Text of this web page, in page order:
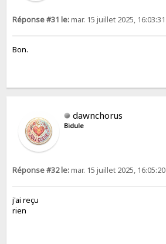
Réponse #31 le:mar. 15 juillet 2025, 16:03:31
Bon.
dawnchorus
Bidule
Réponse #32 le:mar. 15 juillet 2025, 16:05:20
j'ai reçu
rien